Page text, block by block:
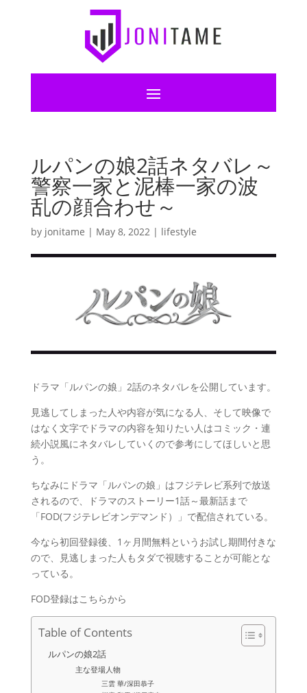
ルパンの娘2話ネタバレ～
警察一家と泥棒一家の波
乱の顔合わせ～
by jonitame | May 8, 2022| lifestyle
ドラマ「ルパンの娘」2話のネタバレを公開しています。
見逃してしまった人や内容が気になる人、そして映像で
はなく文字でドラマの内容を知りたい人はコミック・連
続小説風にネタバレしていくので参考にしてほしいと思
う。
ちなみにドラマ「ルパンの娘」はフジテレビ系列で放送
されるので、ドラマのストーリー1話～最新話まで
「FOD(フジテレビオンデマンド）」で配信されている。
今なら初回登録後、1ヶ月間無料というお試し期間付きな
ので、見逃しまった人もタダで視聴することが可能とな
っている。
FOD登録はこちらから
Table of Contents
ルパンの娘2話
主な登場人物
三雲 華/深田恭子